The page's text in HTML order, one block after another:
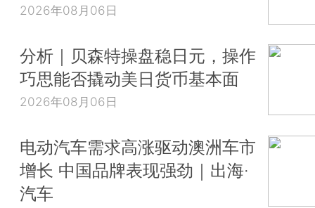
2026年08月06日
分析｜贝森特操盘稳日元，操作
巧思能否撬动美日货币基本面
2026年08月06日
电动汽车需求高涨驱动澳洲车市
增长 中国品牌表现强劲｜出海·
汽车